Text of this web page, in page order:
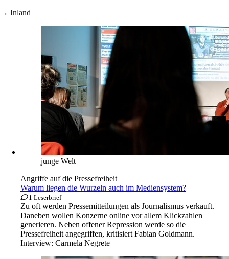
→ Inland
junge Welt
Angriffe auf die Pressefreiheit
Warum liegen die Wurzeln auch im Mediensystem?
1 Leserbrief
Zu oft werden Pressemitteilungen als Journalismus verkauft.
Daneben wollen Konzerne online vor allem Klickzahlen
generieren. Neben offener Repression werde so die
Pressefreiheit angegriffen, kritisiert Fabian Goldmann.
Interview: Carmela Negrete